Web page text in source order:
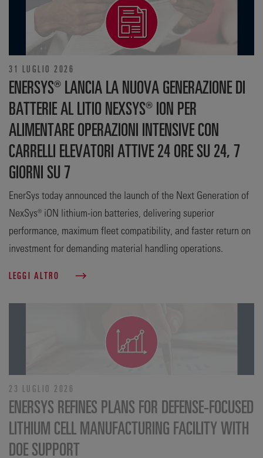
31 LUGLIO 2026
ENERSYS® LANCIA LA NUOVA GENERAZIONE DI
BATTERIE AL LITIO NEXSYS® ION PER
ALIMENTARE OPERAZIONI INTENSIVE CON
CARRELLI ELEVATORI ATTIVE 24 ORE SU 24, 7
GIORNI SU 7
EnerSys today announced the launch of the Next Generation of
NexSys® iON lithium-ion batteries, delivering superior
performance, maximum fleet compatibility, and faster return on
investment for demanding material handling operations.
LEGGI ALTRO
23 LUGLIO 2026
ENERSYS REFINES PLANS FOR DEFENSE‑FOCUSED
LITHIUM CELL MANUFACTURING FACILITY WITH
DOE SUPPORT